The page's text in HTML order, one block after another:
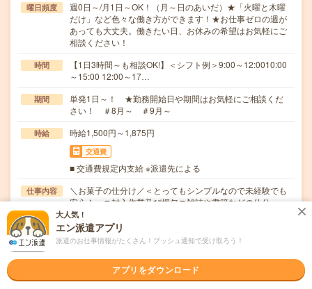
曜日頻度
週0日～/月1日～OK！（月～日のあいだ）★「火曜と木曜
だけ」など色々な働き方ができます！★お仕事ゼロの週が
あっても大丈夫。働きたい日、お休みの希望はお気軽にご
相談ください！
時間
【1日3時間～も相談OK!】＜シフト例＞9:00～12:0010:00
～15:00 12:00～17…
期間
単発1日～！ ★勤務開始日や期間はお気軽にご相談くだ
さい！ ＃8月～ ＃9月～
時給 時給1,500円～1,875円
交通費
■ 交通費規定内支給 ※派遣先による
仕事内容
＼お菓子の仕分け／＜とってもシンプルなので未経験でも
安心！＞▼封入作業及び梱包▼雑誌や書籍などの仕分…
応募資格
職種未経験OK / ブランクOK / パソコンスキル不要 / 英語力
不要
▼未経験OK！（副業歓迎☆）▼高校生不可▼携帯電話をお
持ちの方（業務連絡に使用）※応募後のご連絡はメ…
大人気！
エン派遣アプリ
派遣のお仕事情報がたくさん！プッシュ通知で受け取ろう！
アプリをダウンロード